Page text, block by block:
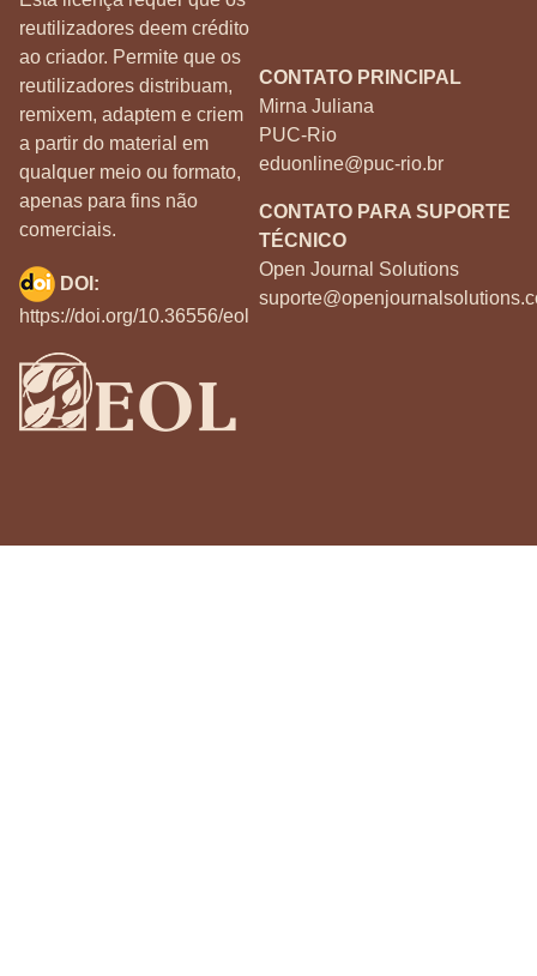
reutilizadores deem crédito
ao criador. Permite que os
reutilizadores distribuam,
remixem, adaptem e criem
a partir do material em
qualquer meio ou formato,
apenas para fins não
comerciais.
CONTATO PRINCIPAL
Mirna Juliana
PUC-Rio
eduonline@puc-rio.br
CONTATO PARA SUPORTE
TÉCNICO
Open Journal Solutions
DOI:
https://doi.org/10.36556/eol